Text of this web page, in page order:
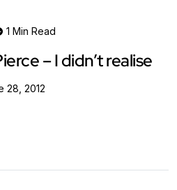
1 Min Read
– I didn’t realise
28, 2012